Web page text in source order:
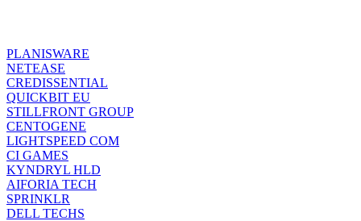
PLANISWARE
NETEASE
CREDISSENTIAL
QUICKBIT EU
STILLFRONT GROUP
CENTOGENE
LIGHTSPEED COM
CI GAMES
KYNDRYL HLD
AIFORIA TECH
SPRINKLR
DELL TECHS